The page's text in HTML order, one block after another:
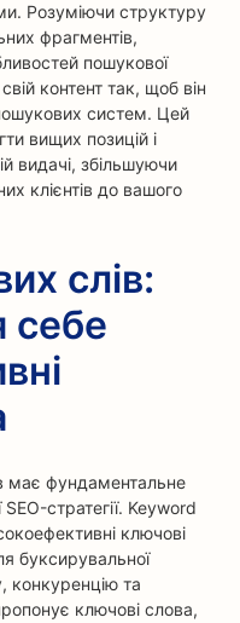
Розуміючи структуру
фрагментів,
пошукової
контент так, щоб він
систем. Цей
вищих позицій і
видачі, збільшуючи
клієнтів до вашого
слів:
себе
має фундаментальне
стратегії. Keyword
ключові
буксирувальної
конкуренцію та
ключові слова,